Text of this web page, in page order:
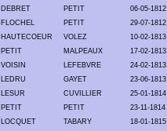
DEBRET PETIT 06-05-1812
FLOCHEL PETIT 29-07-1812
HAUTECOEUR VOLEZ 10-02-1813
PETIT MALPEAUX 17-02-1813
VOISIN LEFEBVRE 24-02-1813
LEDRU GAYET 23-06-1813
LESUR CUVILLIER 25-01-1814
PETIT PETIT 23-11-1814
LOCQUET TABARY 18-01-1815